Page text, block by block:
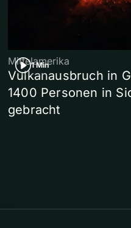
1 Min
Mittelamerika
Vulkanausbruch in
1400 Personen in
gebracht